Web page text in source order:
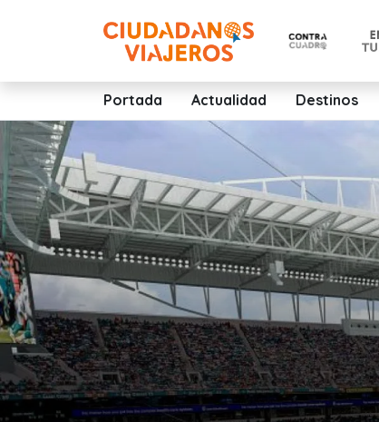
Portada Actualidad Destinos